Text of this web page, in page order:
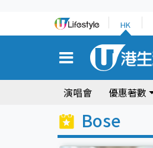
HK
演唱會 優惠著數
Bose